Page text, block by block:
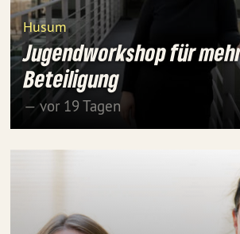
Husum
Jugendworkshop für
Beteiligung
— vor 19 Tagen